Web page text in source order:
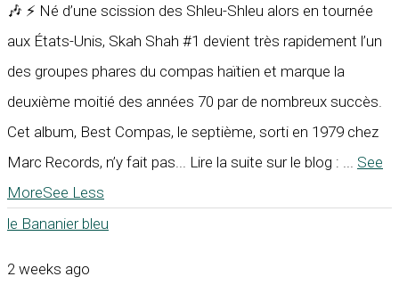
🎶 ⚡ Né d’une scission des Shleu-Shleu alors en tournée
aux États-Unis, Skah Shah #1 devient très rapidement l’un
des groupes phares du compas haïtien et marque la
deuxième moitié des années 70 par de nombreux succès.
Cet album, Best Compas, le septième, sorti en 1979 chez
Marc Records, n’y fait pas... Lire la suite sur le blog : ... See
MoreSee Less
le Bananier bleu
2 weeks ago